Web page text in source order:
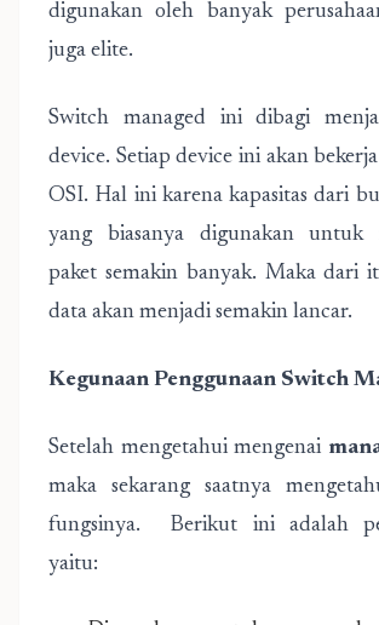
digunakan oleh banyak
juga elite.
Switch managed ini dibagi
device. Setiap device ini akan
OSI. Hal ini karena kapasitas dari
yang biasanya digunakan untuk
paket semakin banyak. Maka dari
data akan menjadi semakin lancar.
Kegunaan Penggunaan Switch
Setelah mengetahui mengenai
maka sekarang saatnya
fungsinya. Berikut ini adalah
yaitu: